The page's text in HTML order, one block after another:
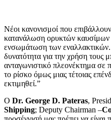
Νέοι κανονισμοί που
κατανάλωση ορυκτών καυσίμων
ενσωμάτωση των
δυνατότητα για την χρήση τους
ανταγωνιστικό πλεονέκτημα σε
το ρίσκο όμως μιας τέτοιας
εκτιμηθεί.”
O Dr. George D. Pateras,
Shipping; Deputy Chairman –